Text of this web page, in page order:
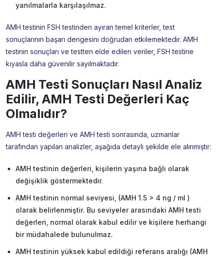
yanılmalarla karşılaşılmaz.
AMH testinin FSH testinden ayıran temel kriterler, test
sonuçlarının başarı dengesini doğrudan etkilemektedir. AMH
testinin sonuçları ve testten elde edilen veriler, FSH testine
kıyasla daha güvenilir sayılmaktadır.
AMH Testi Sonuçları Nasıl Analiz
Edilir, AMH Testi Değerleri Kaç
Olmalıdır?
AMH testi değerleri ve AMH testi sonrasında, uzmanlar
tarafından yapılan analizler, aşağıda detaylı şekilde ele alınmıştır:
AMH testinin değerleri, kişilerin yaşına bağlı olarak
değişiklik göstermektedir.
AMH testinin normal seviyesi, (AMH 1.5 > 4 ng / ml )
olarak belirlenmiştir. Bu seviyeler arasındaki AMH testi
değerleri, normal olarak kabul edilir ve kişilere herhangi
bir müdahalede bulunulmaz.
AMH testinin yüksek kabul edildiği referans aralığı (AMH